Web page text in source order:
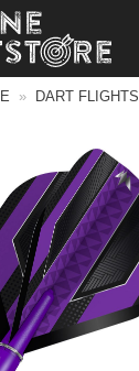
» DART FLIGHTS